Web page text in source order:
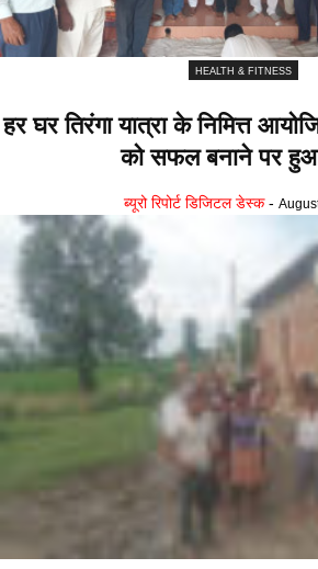
HEALTH & FITNESS
हर घर तिरंगा यात्रा के निमित्त
को सफल बनाने पर
ब्यूरो रिपोर्ट डिजिटल डेस्क -